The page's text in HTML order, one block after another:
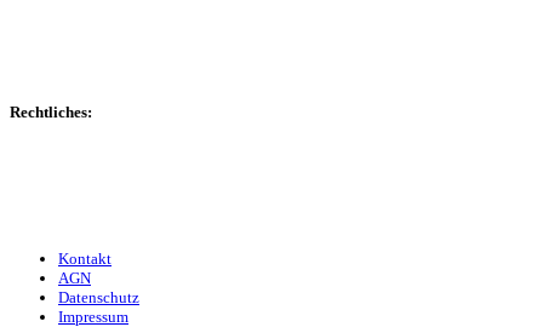
Rechtliches:
Kontakt
AGN
Datenschutz
Impressum